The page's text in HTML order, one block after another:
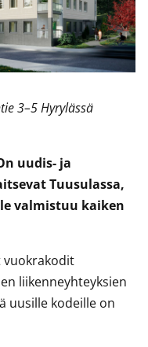
3–5 Hyrylässä
uudis- ja
Tuusulassa,
valmistuu kaiken
vuokrakodit
liikenneyhteyksien
uusille kodeille on